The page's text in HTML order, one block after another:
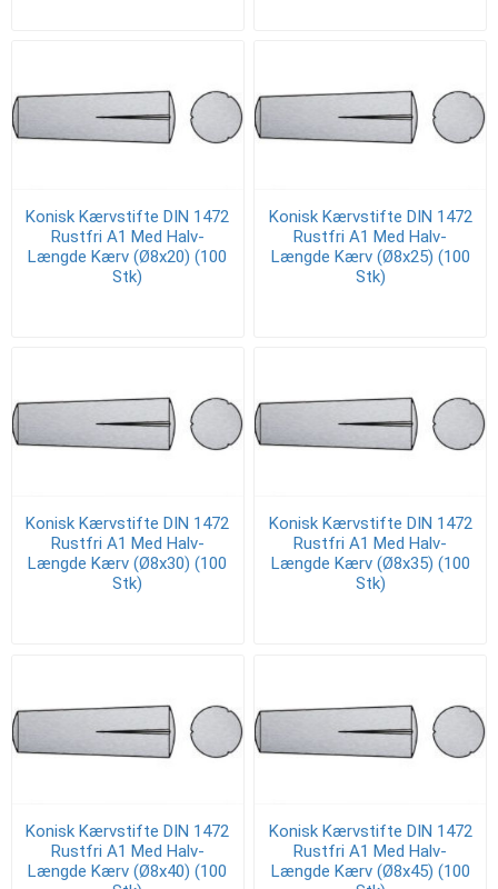
Konisk Kærvstifte DIN 1472
Rustfri A1 Med Halv-
Længde Kærv (Ø8x20) (100
Stk)
Konisk Kærvstifte DIN 1472
Rustfri A1 Med Halv-
Længde Kærv (Ø8x25) (100
Stk)
Konisk Kærvstifte DIN 1472
Rustfri A1 Med Halv-
Længde Kærv (Ø8x30) (100
Stk)
Konisk Kærvstifte DIN 1472
Rustfri A1 Med Halv-
Længde Kærv (Ø8x35) (100
Stk)
Konisk Kærvstifte DIN 1472
Rustfri A1 Med Halv-
Længde Kærv (Ø8x40) (100
Konisk Kærvstifte DIN 1472
Rustfri A1 Med Halv-
Længde Kærv (Ø8x45) (100